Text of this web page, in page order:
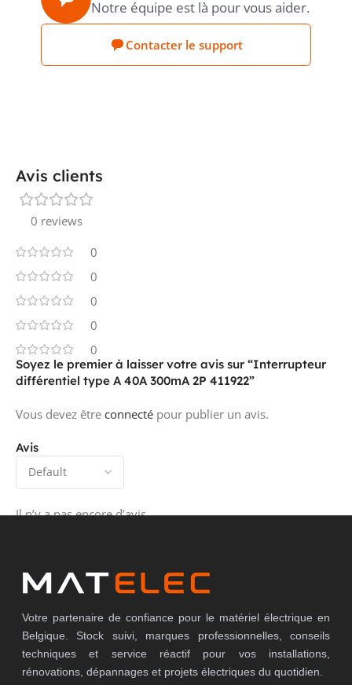
Notre équipe est là pour vous aider.
Contacter le support
Avis clients
0 reviews
0
0
0
0
0
Avis
Il n’y a pas encore d’avis.
Soyez le premier à laisser votre avis sur “Interrupteur
différentiel type A 40A 300mA 2P 411922”
Vous devez être connecté pour publier un avis.
Votre partenaire de confiance pour le matériel électrique en
Belgique. Stock suivi, marques professionnelles, conseils
techniques et service réactif pour vos installations,
rénovations, dépannages et projets électriques du quotidien.